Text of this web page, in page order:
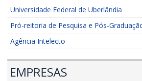
Universidade Federal de Uberlândia
Pró-reitoria de Pesquisa e Pós-
Agência Intelecto
EMPRESAS